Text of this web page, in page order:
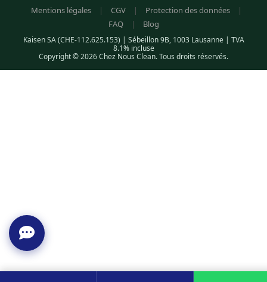
Mentions légales | CGV | Protection des données
|
FAQ
| Blog
Kaisen SA (CHE-112.625.153) | Sébeillon 9B, 1003 Lausanne | TVA
8.1% incluse
Copyright © 2026 Chez Nous Clean. Tous droits réservés.